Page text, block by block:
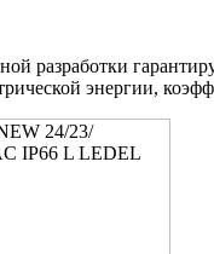
разработки
энергии,